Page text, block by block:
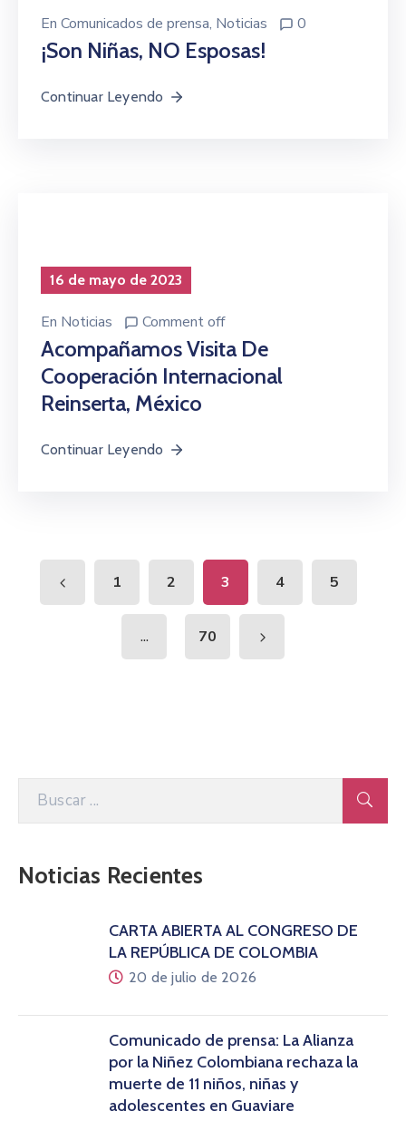
En Comunicados de prensa‚ Noticias 0
¡Son Niñas, NO Esposas!
Continuar Leyendo
16 de mayo de 2023
En Noticias Comment off
Acompañamos Visita De
Cooperación Internacional
Reinserta, México
Continuar Leyendo
1 2 3 4 5
... 70
Noticias Recientes
CARTA ABIERTA AL CONGRESO DE
LA REPÚBLICA DE COLOMBIA
20 de julio de 2026
Comunicado de prensa: La Alianza
por la Niñez Colombiana rechaza la
muerte de 11 niños, niñas y
adolescentes en Guaviare